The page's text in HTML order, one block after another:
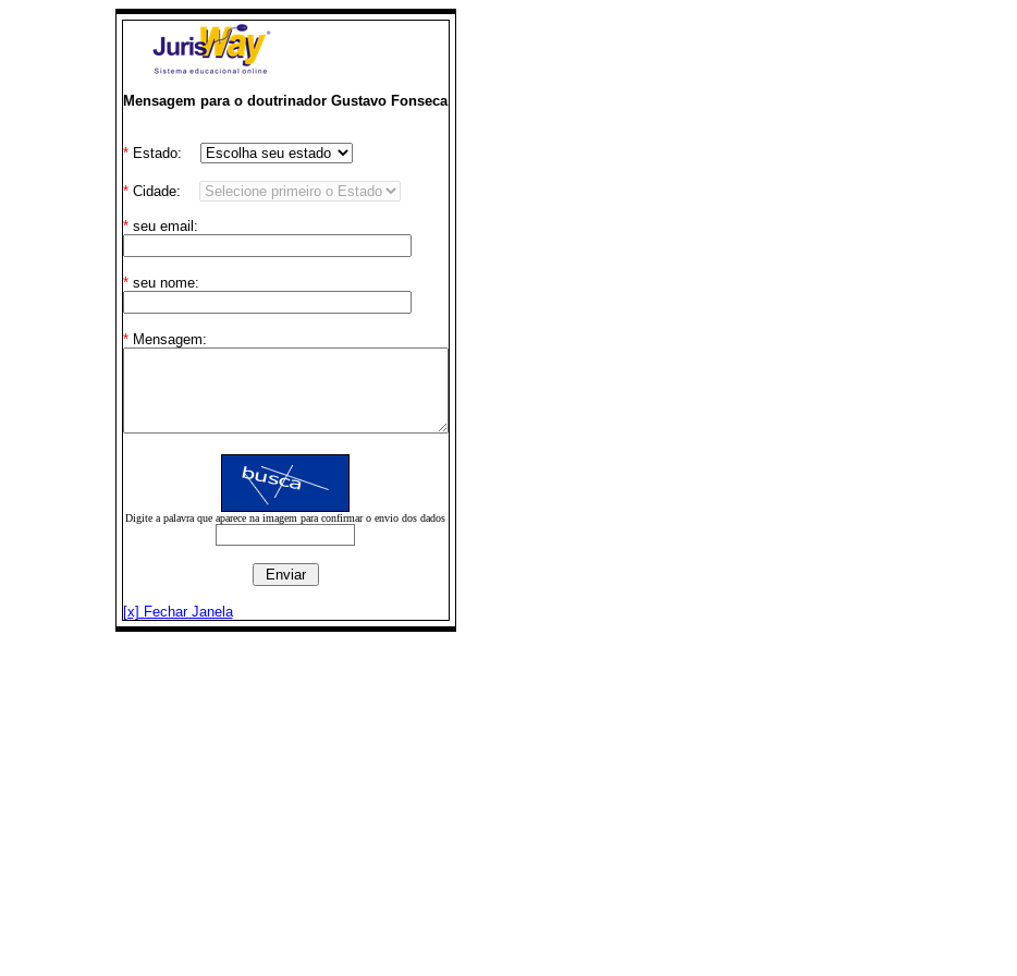
Mensagem para o doutrinador Gustavo Fonseca
*Estado:
*Cidade:
*seu email:
*seu nome:
*Mensagem:
Digite a palavra que aparece na imagem para confirmar o envio dos dados
[x] Fechar Janela